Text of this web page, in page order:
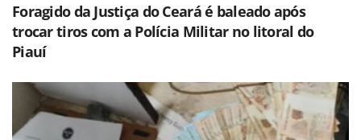
Foragido da Justiça do Ceará é baleado após
trocar tiros com a Polícia Militar no litoral do
Piauí